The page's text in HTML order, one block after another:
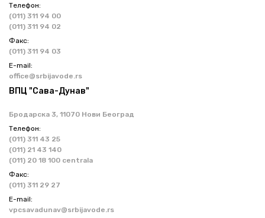
Телефон:
(011) 311 94 00
(011) 311 94 02
Факс:
(011) 311 94 03
Е-mail:
office@srbijavode.rs
ВПЦ "Сава-Дунав"
Бродарска 3, 11070 Нови Београд
Телефон:
(011) 311 43 25
(011) 21 43 140
(011) 20 18 100 centrala
Факс:
(011) 311 29 27
Е-mail:
vpcsavadunav@srbijavode.rs